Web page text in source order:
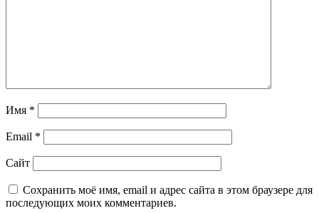
Имя *
Email *
Сайт
Сохранить моё имя, email и адрес сайта в этом браузере для
последующих моих комментариев.